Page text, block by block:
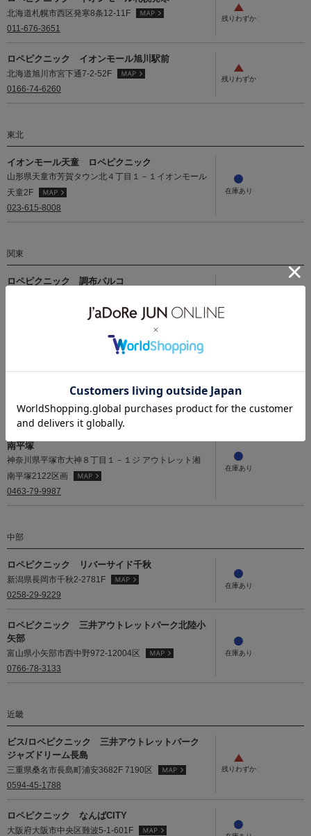
北海道札幌市西区発寒8条12-11F
011-676-3651
ロペピクニック イオンモール旭川駅前
北海道旭川市宮下通7-2-52F
0166-74-6260
東北
イオンモール天童 ロペピクニック
山形県天童市芳賀タウン北４丁目１－１イオンモール
天童2F
023-615-8008
関東
ロペピクニック 調布パルコ
ロペピクニック 東京ドームシティ ラクーア
東京都文京区春日１－１－１ラクーアビル３F
ROPE PICNIC・VIS・Junred ジ アウトレット湘
南平塚
神奈川県平塚市大神８丁目１－１ジ アウトレット湘
南平塚2122区画
0463-79-9987
中部
ロペピクニック リバーサイド千秋
新潟県長岡市千秋2-2781F
0258-29-9229
ロペピクニック 三井アウトレットパーク北陸小
矢部
富山県小矢部市西中野972-12004区
0766-78-3133
近畿
ビス/ロペピクニック 三井アウトレットパーク
ジャズドリーム長島
三重県桑名市長島町浦安3682F 7190区
0594-45-1788
ロペピクニック なんばCITY
大阪府大阪市中央区難波5-1-601F